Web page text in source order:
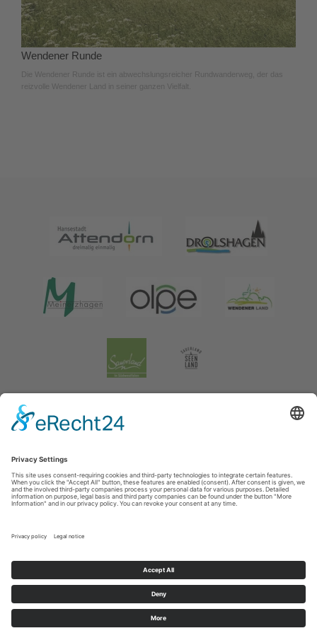
Wendener Runde
Die Wendener Runde ist ein abwechslungsreicher Rundwanderweg, der das
reizvolle Wendener Land in seiner ganzen Vielfalt.
Impressum|Verklaring inzake de gegevensbescherming|
Gegevensbescherming sociale media
Tourismusverband Biggesee-Listersee
Cookie-Einstellungen